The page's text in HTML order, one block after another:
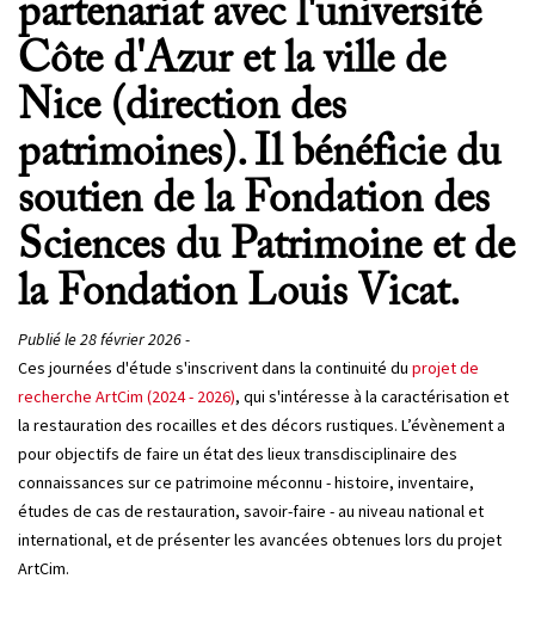
partenariat avec l'université
Côte d'Azur et la ville de
Nice (direction des
patrimoines). Il bénéficie du
soutien de la Fondation des
Sciences du Patrimoine et de
la Fondation Louis Vicat.
Publié le 28 février 2026 -
Ces journées d'étude s'inscrivent dans la continuité du projet de
recherche ArtCim (2024 - 2026), qui s'intéresse à la caractérisation et
la restauration des rocailles et des décors rustiques. L’évènement a
pour objectifs de faire un état des lieux transdisciplinaire des
connaissances sur ce patrimoine méconnu - histoire, inventaire,
études de cas de restauration, savoir-faire - au niveau national et
international, et de présenter les avancées obtenues lors du projet
ArtCim.